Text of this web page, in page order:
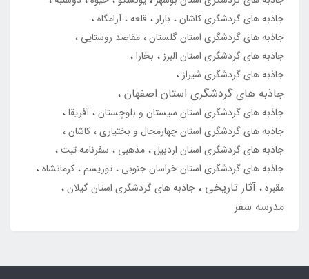
جاذبه های گردشگری کاشان
بازار قلعه آرامگاه
جاذبه های گردشگری استان گلستان مقاصد روستایی
جاذبه های گردشگری استان البرز
بخارا
جاذبه های گردشگری شیراز
جاذبه های گردشگری استان اصفهان
جاذبه های گردشگری استان سیستان و بلوچستان آفریقا
جاذبه های گردشگری استان چهارمحال و بختیاری کاشان
جاذبه های گردشگری استان اردبیل مذهبی
سفرنامه تبت
جاذبه های گردشگری استان خراسان جنوبی
توریسم کرمانشاه
مقبره آثار تاریخی جاذبه های گردشگری استان گیلان
مدرسه سفر